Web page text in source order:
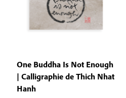
One Buddha Is Not Enough
| Calligraphie de Thich Nhat
Hanh